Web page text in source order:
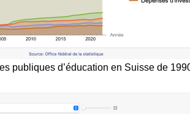
publiques d’éducation en Suisse de